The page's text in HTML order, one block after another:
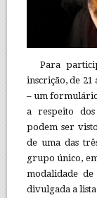
Para
inscrição, de 21
– um
a respeito
podem ser
de uma das
grupo único,
modalidade
divulgada a